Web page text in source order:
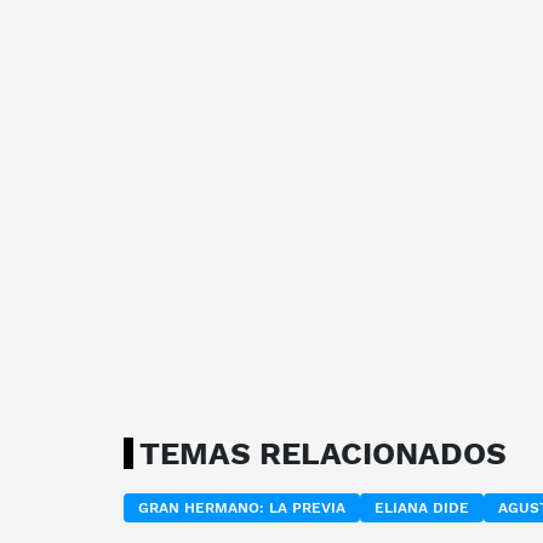
TEMAS RELACIONADOS
GRAN HERMANO: LA PREVIA ELIANA DIDE